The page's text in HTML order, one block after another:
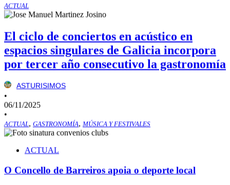
ACTUAL
El ciclo de conciertos en acústico en
espacios singulares de Galicia incorpora
por tercer año consecutivo la gastronomía
ASTURISIMOS
•
06/11/2025
•
ACTUAL GASTRONOMÍA MÚSICA Y FESTIVALES
ACTUAL
O Concello de Barreiros apoia o deporte local